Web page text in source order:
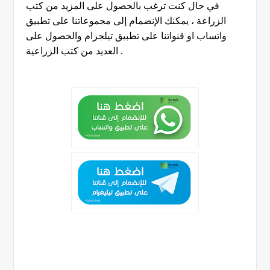
في حال كنت ترغب بالحصول على المزيد من كتب
الزراعة ، يمكنك الإنضمام إلى مجموعاتنا على تطبيق
واتساب او قنواتنا على تطبيق تيلجرام والحصول على
.